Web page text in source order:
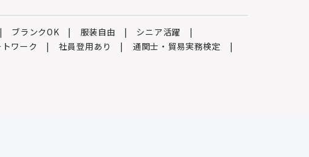
ブランクOK 服装自由
シニア活躍
ワーク 社員登用あり
通関士・貿易実務検定